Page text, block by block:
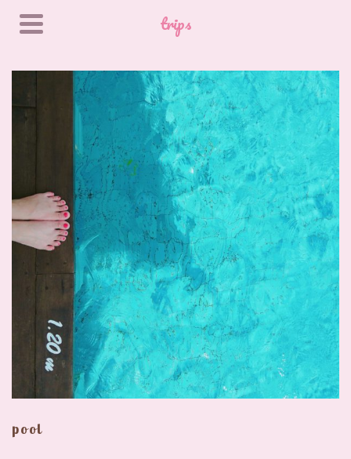
trips
pool